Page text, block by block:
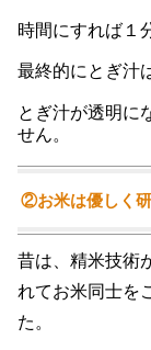
時間にすれば１
最終的にとぎ汁
とぎ汁が透明に
せん。
②お米は優しく
昔は、精米技術
れてお米同士を
た。